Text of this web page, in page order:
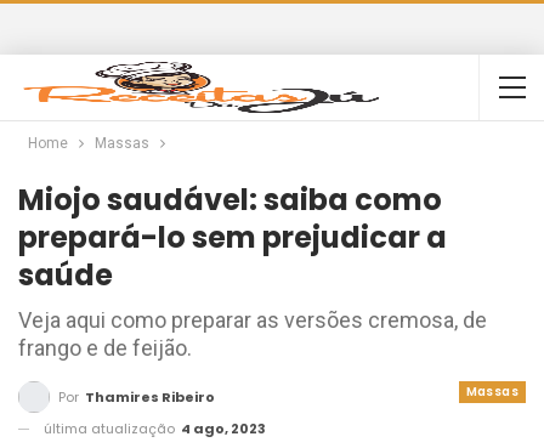
Home Massas
Miojo saudável: saiba como
prepará-lo sem prejudicar a
saúde
Veja aqui como preparar as versões cremosa, de
frango e de feijão.
Massas
Por Thamires Ribeiro
última atualização 4 ago, 2023